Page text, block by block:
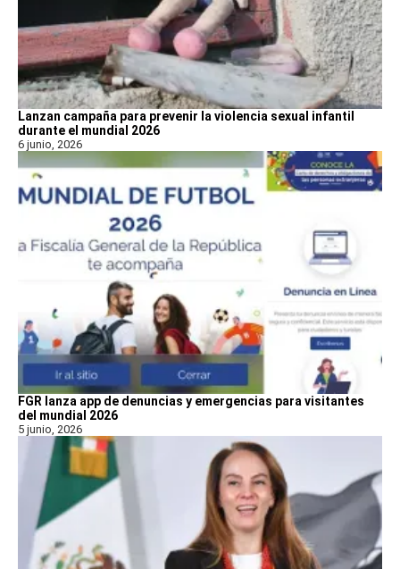
Lanzan campaña para prevenir la violencia sexual infantil
durante el mundial 2026
6 junio, 2026
FGR lanza app de denuncias y emergencias para visitantes
del mundial 2026
5 junio, 2026